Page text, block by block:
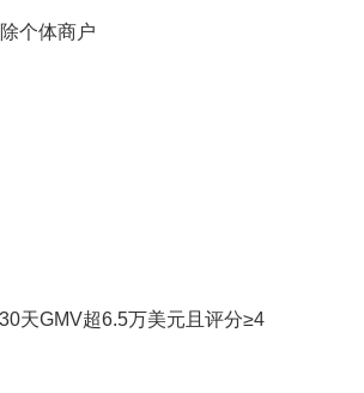
个体商户
天GMV超6.5万美元且评分≥4